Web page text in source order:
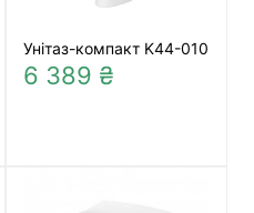
Унітаз-компакт K44-010
6 389 ₴